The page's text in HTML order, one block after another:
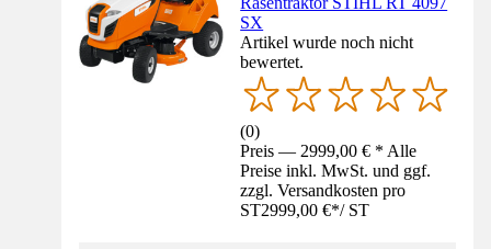
SX
Artikel wurde noch nicht
bewertet.
(0)
Preis — 2999,00 € * Alle
Preise inkl. MwSt. und ggf.
zzgl. Versandkosten pro
ST2999,00 €*/ ST